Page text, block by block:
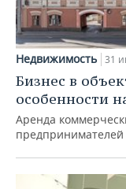
Недвижимость 31
Бизнес в
особенности
Аренда
предпринимателей